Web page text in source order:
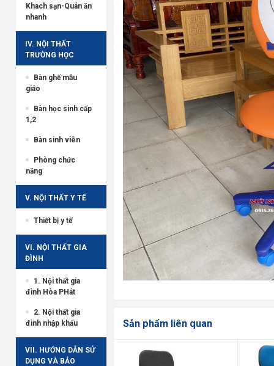
Khach sạn-Quán ăn
nhanh
IV. NỘI THẤT
TRƯỜNG HỌC
Bàn ghế mẫu
giáo
Bàn học sinh cấp
1,2
Bàn sinh viên
Phòng chức
năng
V. NỘI THẤT Y TẾ
Thiết bị y tế
VI. NỘI THẤT GIA
ĐÌNH
1. Nội thất gia
đình Hòa PHát
2. Nội thất gia
đình nhập khẩu
VII. HƯỚNG DẪN SỬ
DỤNG VÀ BẢO
Sản phẩm liên quan